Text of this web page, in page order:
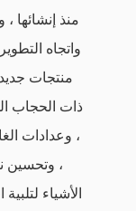
واتجاه
منتجات
ذات الحجاب
، وعدادات
، وتحسين
الأشياء